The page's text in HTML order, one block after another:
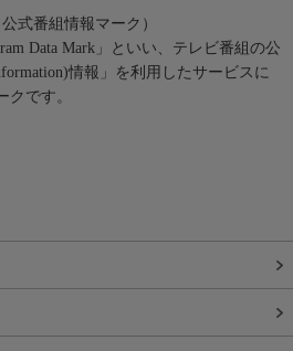
式番組情報マーク）
Data Mark」といい、テレビ番組の公
情報」を利用したサービスに
です。